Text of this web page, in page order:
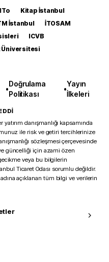
Kitap İstanbul
İstanbul
İTOSAM
ICVB
Üniversitesi
•
Doğrulama
Politikası
•
Yayın
İlkeleri
danışmanlığı kapsamında
ile risk ve getiri tercihlerinize
sözleşmesi çerçevesinde
güncelliği için azami özen
veya bu bilgilerin
Ticaret Odası sorumlu değildir.
açıklanan tüm bilgi ve verilerin